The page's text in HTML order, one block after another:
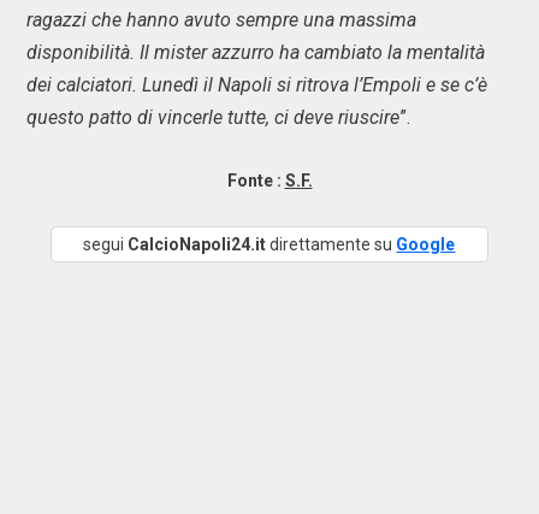
ragazzi che hanno avuto sempre una massima
disponibilità. Il mister azzurro ha cambiato la mentalità
dei calciatori. Lunedì il Napoli si ritrova l’Empoli e se c’è
questo patto di vincerle tutte, ci deve riuscire”.
Fonte : S.F.
segui CalcioNapoli24.itdirettamente su Google